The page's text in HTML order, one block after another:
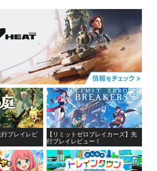
行プレイレビ
【リミットゼロブレイカーズ】先
行プレイレビュー！